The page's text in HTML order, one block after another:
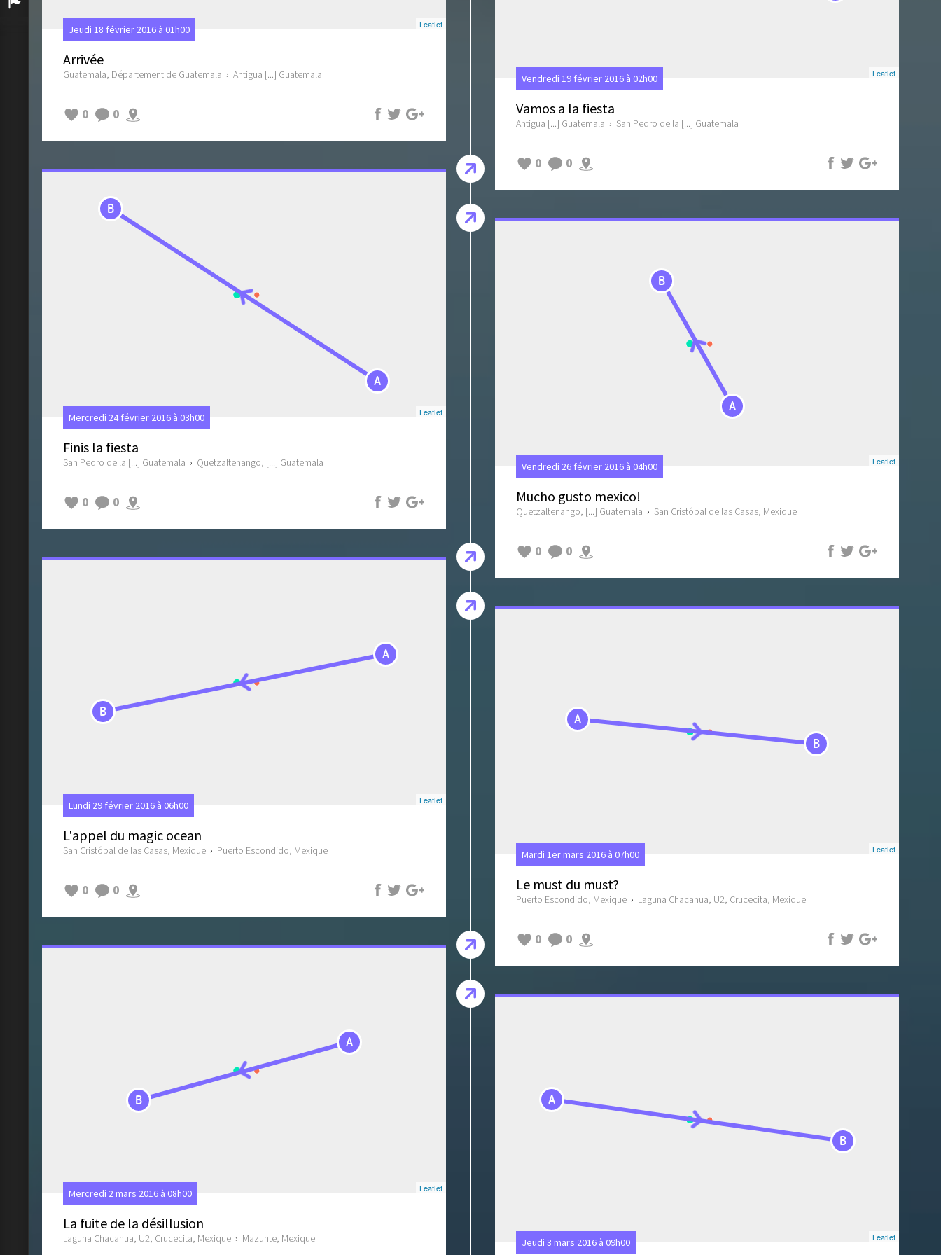
Leaflet
Jeudi 18 février 2016 à 01h00
Arrivée
Guatemala, Département de Guatemala › Antigua [...] Guatemala
0 0
Leaflet
Vendredi 19 février 2016 à 02h00
Vamos a la fiesta
Antigua [...] Guatemala › San Pedro de la [...] Guatemala
0 0
A
B
Leaflet
Mercredi 24 février 2016 à 03h00
Finis la fiesta
San Pedro de la [...] Guatemala › Quetzaltenango, [...] Guatemala
0 0
A
B
Leaflet
Vendredi 26 février 2016 à 04h00
Mucho gusto mexico!
Quetzaltenango, [...] Guatemala › San Cristóbal de las Casas, Mexique
0 0
A
B
Leaflet
Lundi 29 février 2016 à 06h00
L'appel du magic ocean
San Cristóbal de las Casas, Mexique › Puerto Escondido, Mexique
0 0
A
B
Leaflet
Mardi 1er mars 2016 à 07h00
Le must du must?
Puerto Escondido, Mexique › Laguna Chacahua, U2, Crucecita, Mexique
0 0
A
B
Leaflet
Mercredi 2 mars 2016 à 08h00
La fuite de la désillusion
Laguna Chacahua, U2, Crucecita, Mexique › Mazunte, Mexique
A
B
Leaflet
Jeudi 3 mars 2016 à 09h00